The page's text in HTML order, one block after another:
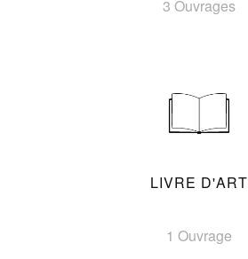
3 Ouvrages
LIVRE D'ART
1 Ouvrage